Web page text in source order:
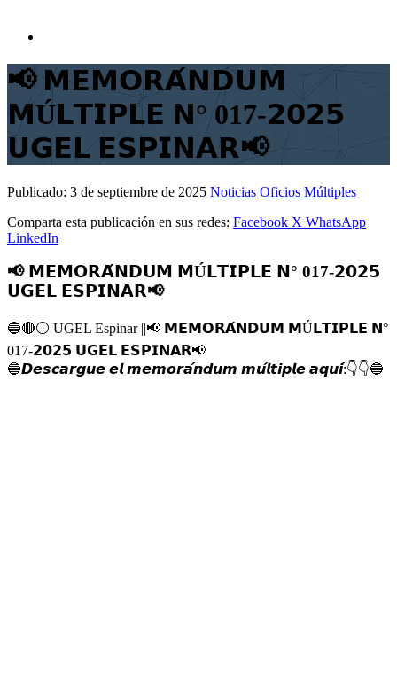
📢 𝗠𝗘𝗠𝗢𝗥𝗔́𝗡𝗗𝗨𝗠
𝗠Ú𝗟𝗧𝗜𝗣𝗟𝗘 𝗡° 017-𝟮𝟬𝟮𝟱
𝗨𝗚𝗘𝗟 𝗘𝗦𝗣𝗜𝗡𝗔𝗥📢
Publicado: 3 de septiembre de 2025 Noticias Oficios Múltiples
Comparta esta publicación en sus redes: Facebook X WhatsApp
LinkedIn
📢 𝗠𝗘𝗠𝗢𝗥𝗔́𝗡𝗗𝗨𝗠 𝗠Ú𝗟𝗧𝗜𝗣𝗟𝗘 𝗡° 017-𝟮𝟬𝟮𝟱
𝗨𝗚𝗘𝗟 𝗘𝗦𝗣𝗜𝗡𝗔𝗥📢
🔵🔴⚪️ UGEL Espinar ||📢 𝗠𝗘𝗠𝗢𝗥𝗔́𝗡𝗗𝗨𝗠 𝗠Ú𝗟𝗧𝗜𝗣𝗟𝗘 𝗡°
017-𝟮𝟬𝟮𝟱 𝗨𝗚𝗘𝗟 𝗘𝗦𝗣𝗜𝗡𝗔𝗥📢
🔵𝘿𝙚𝙨𝙘𝙖𝙧𝙜𝙪𝙚 𝙚𝙡 𝙢𝙚𝙢𝙤𝙧𝙖́𝙣𝙙𝙪𝙢 𝙢𝙪́𝙡𝙩𝙞𝙥𝙡𝙚 𝙖𝙦𝙪𝙞́:👇👇🔵